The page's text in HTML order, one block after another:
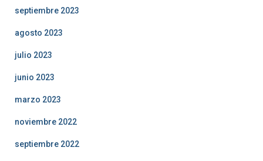
septiembre 2023
agosto 2023
julio 2023
junio 2023
marzo 2023
noviembre 2022
septiembre 2022